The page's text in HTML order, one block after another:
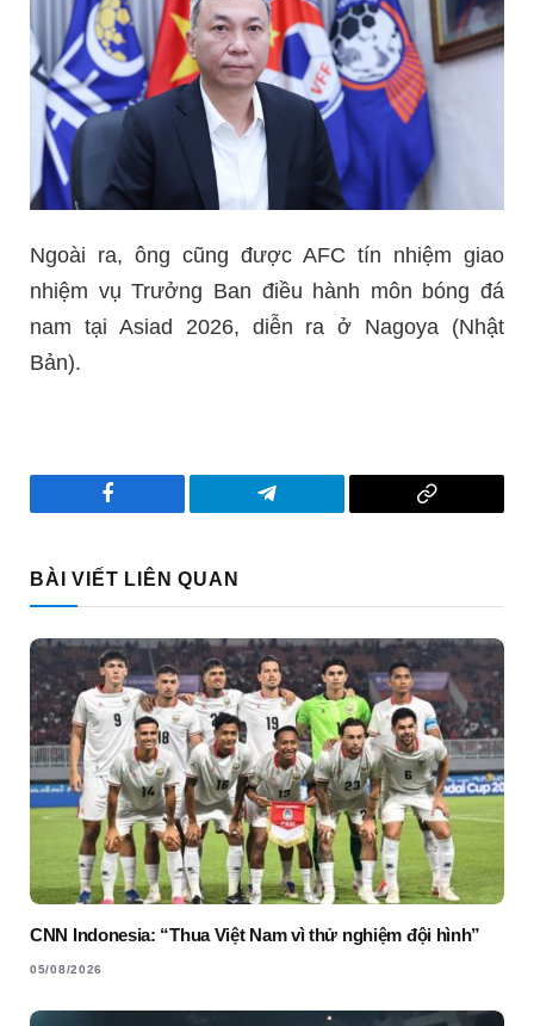
Ngoài ra, ông cũng được AFC tín nhiệm giao
nhiệm vụ Trưởng Ban điều hành môn bóng đá
nam tại Asiad 2026, diễn ra ở Nagoya (Nhật
Bản).
Facebook Telegram
Copy
BÀI VIẾT LIÊN QUAN
CNN Indonesia: “Thua Việt Nam vì thử nghiệm đội hình”
05/08/2026